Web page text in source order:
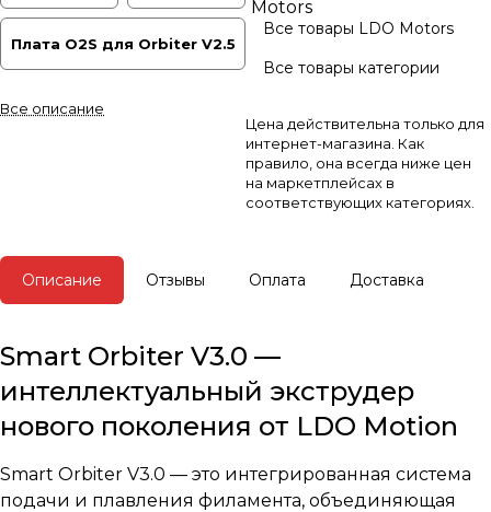
Плата O2S для Orbiter V2.5
Все описание
Все товары LDO Motors
Все товары категории
Цена действительна только для
интернет-магазина. Как
правило, она всегда ниже цен
на маркетплейсах в
соответствующих категориях.
Описание Отзывы Оплата Доставка
Smart Orbiter V3.0 —
интеллектуальный экструдер
нового поколения от LDO Motion
Smart Orbiter V3.0 — это интегрированная система
подачи и плавления филамента, объединяющая